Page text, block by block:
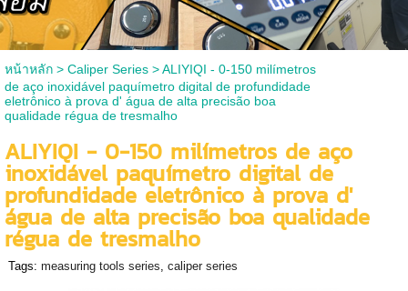
หน้าหลัก> Caliper Series>ALIYIQI - 0-150 milímetros
de aço inoxidável paquímetro digital de profundidade
eletrônico à prova d' água de alta precisão boa
qualidade régua de tresmalho
ALIYIQI - 0-150 milímetros de aço
inoxidável paquímetro digital de
profundidade eletrônico à prova d'
água de alta precisão boa qualidade
régua de tresmalho
Tags: measuring tools series, caliper series